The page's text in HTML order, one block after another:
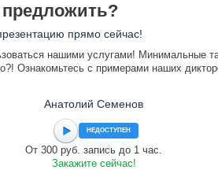
прямо сейчас!
нашими услугами! Минимальные
Ознакомьтесь с примерами наших
Анатолий Семенов
НЕДОСТУПЕН
От 300 руб. запись до 1 час.
Закажите сейчас!